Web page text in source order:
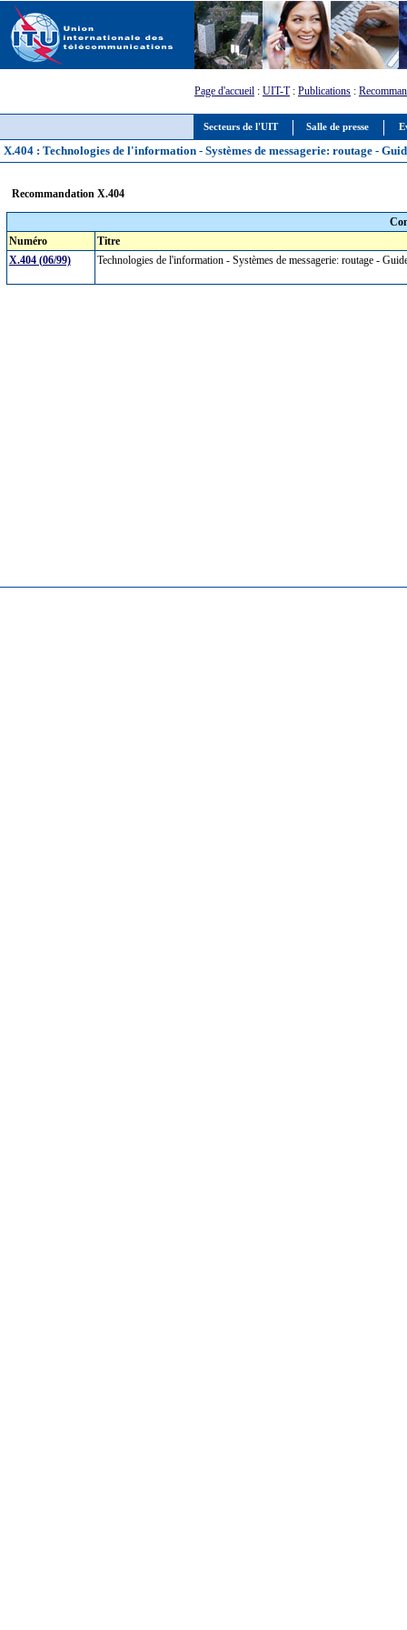
Secteurs de l'UIT Salle de presse
Page d'accueil : UIT-T: Publications :
X.404 : Technologies de l'information - Systèmes de messagerie: routage -
Recommandation X.404
Numéro
Titre
X.404 (06/99)
Technologies de l'information - Systèmes de messagerie: routage -